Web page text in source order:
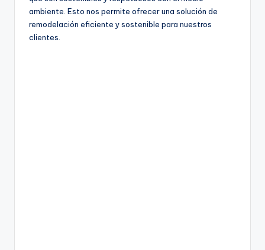
ambiente. Esto nos permite ofrecer una solución de
remodelación eficiente y sostenible para nuestros
clientes.